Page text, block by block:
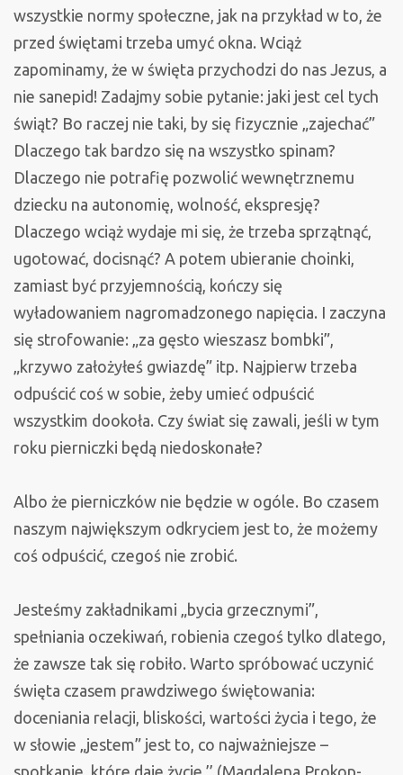
wszystkie normy społeczne, jak na przykład w to, że
przed świętami trzeba umyć okna. Wciąż
zapominamy, że w święta przychodzi do nas Jezus, a
nie sanepid! Zadajmy sobie pytanie: jaki jest cel tych
świąt? Bo raczej nie taki, by się fizycznie „zajechać”
Dlaczego tak bardzo się na wszystko spinam?
Dlaczego nie potrafię pozwolić wewnętrznemu
dziecku na autonomię, wolność, ekspresję?
Dlaczego wciąż wydaje mi się, że trzeba sprzątnąć,
ugotować, docisnąć? A potem ubieranie choinki,
zamiast być przyjemnością, kończy się
wyładowaniem nagromadzonego napięcia. I zaczyna
się strofowanie: „za gęsto wieszasz bombki”,
„krzywo założyłeś gwiazdę” itp. Najpierw trzeba
odpuścić coś w sobie, żeby umieć odpuścić
wszystkim dookoła. Czy świat się zawali, jeśli w tym
roku pierniczki będą niedoskonałe?
Albo że pierniczków nie będzie w ogóle. Bo czasem
naszym największym odkryciem jest to, że możemy
coś odpuścić, czegoś nie zrobić.
Jesteśmy zakładnikami „bycia grzecznymi”,
spełniania oczekiwań, robienia czegoś tylko dlatego,
że zawsze tak się robiło. Warto spróbować uczynić
święta czasem prawdziwego świętowania:
doceniania relacji, bliskości, wartości życia i tego, że
w słowie „jestem” jest to, co najważniejsze –
spotkanie, które daje życie.’’ (Magdalena Prokop-